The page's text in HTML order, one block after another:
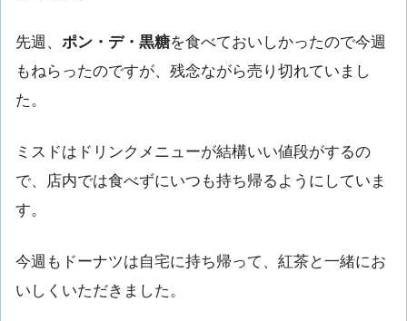
先週、 ポン・デ・黒糖を食べておいしかったので今週
もねらったのですが、残念ながら売り切れていまし
た。
ミスドはドリンクメニューが結構いい値段がするの
で、店内では食べずにいつも持ち帰るようにしていま
す。
今週もドーナツは自宅に持ち帰って、紅茶と一緒にお
いしくいただきました。